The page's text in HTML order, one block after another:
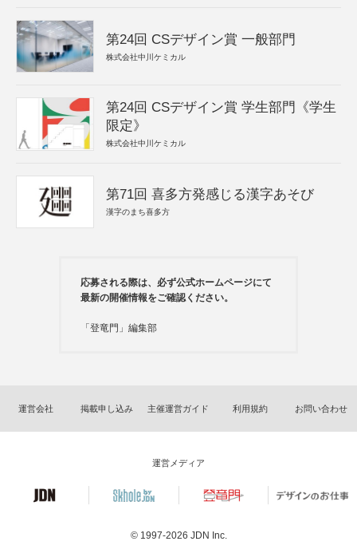
第24回 CSデザイン賞 一般部門
株式会社中川ケミカル
第24回 CSデザイン賞 学生部門《学生
限定》
株式会社中川ケミカル
第71回 喜多方発感じる漢字あそび
漢字のまち喜多方
応募される際は、必ず公式ホームページにて
最新の開催情報をご確認ください。
「登竜門」編集部
運営会社 掲載申し込み 主催運営ガイド 利用規約 お問い合わせ
運営メディア
© 1997-2026 JDN Inc.